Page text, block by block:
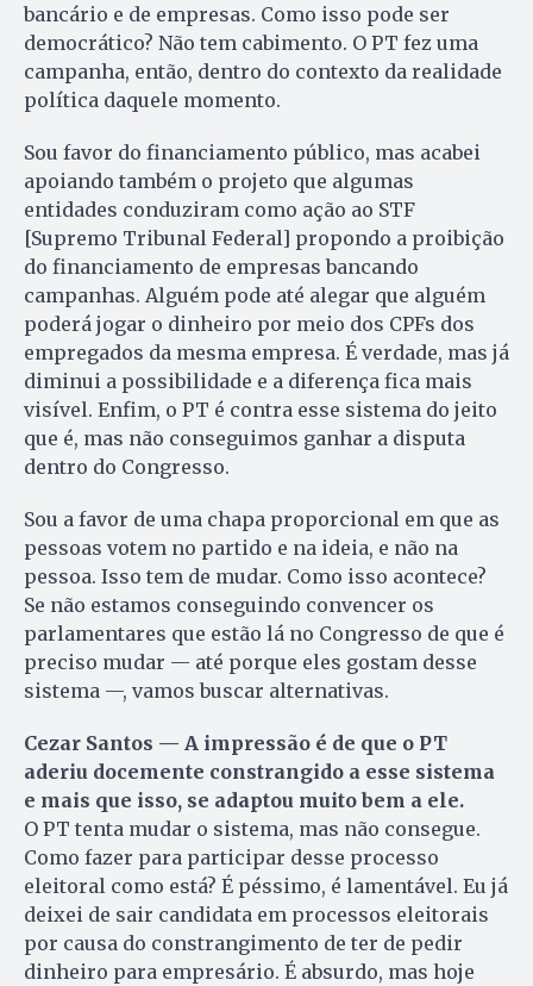
bancário e de empresas. Como isso pode ser
democrático? Não tem cabimento. O PT fez uma
campanha, então, dentro do contexto da realidade
política daquele momento.
Sou favor do financiamento público, mas acabei
apoiando também o projeto que algumas
entidades conduziram como ação ao STF
[Supremo Tribunal Federal] propondo a proibição
do financiamento de empresas bancando
campanhas. Alguém pode até alegar que alguém
poderá jogar o dinheiro por meio dos CPFs dos
empregados da mesma empresa. É verdade, mas já
diminui a possibilidade e a diferença fica mais
visível. Enfim, o PT é contra esse sistema do jeito
que é, mas não conseguimos ganhar a disputa
dentro do Congresso.
Sou a favor de uma chapa proporcional em que as
pessoas votem no partido e na ideia, e não na
pessoa. Isso tem de mudar. Como isso acontece?
Se não estamos conseguindo convencer os
parlamentares que estão lá no Congresso de que é
preciso mudar — até porque eles gostam desse
sistema —, vamos buscar alternativas.
Cezar Santos — A impressão é de que o PT
aderiu docemente constrangido a esse sistema
e mais que isso, se adaptou muito bem a ele.
O PT tenta mudar o sistema, mas não consegue.
Como fazer para participar desse processo
eleitoral como está? É péssimo, é lamentável. Eu já
deixei de sair candidata em processos eleitorais
por causa do constrangimento de ter de pedir
dinheiro para empresário. É absurdo, mas hoje